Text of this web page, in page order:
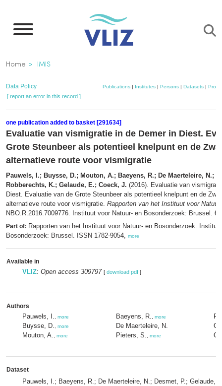
main
Breadcrumb
Home IMIS
Data Policy Publications | Institutes | Persons | Datasets |
[ report an error in this record ]
one publication added to basket [291634]
Evaluatie van vismigratie in de Demer in Diest.
Grote Steunbeer als potentieel knelpunt en de
alternatieve route voor vismigratie
Pauwels, I.; Buysse, D.; Mouton, A.; Baeyens, R.; De Maerteleire, N.;
Robberechts, K.; Gelaude, E.; Coeck, J. (2016). Evaluatie van
Diest. Evaluatie van de Grote Steunbeer als potentieel knelpunt en de
alternatieve route voor vismigratie. Rapporten van het Instituut voor
NBO.R.2016.7009776. Instituut voor Natuur- en Bosonderzoek: Brussel.
Part of: Rapporten van het Instituut voor Natuur- en Bosonderzoek.
Bosonderzoek: Brussel. ISSN 1782-9054, more
Available in
VLIZ: Open access 309797 [ download pdf ]
Authors
Pauwels, I. more
Buysse, D. more
Mouton, A. more
Baeyens, R. more
De Maerteleire, N.
Pieters, S.
more
Dataset
Pauwels, I.; Baeyens, R.; De Maerteleire, N.; Desmet, P.; Gelaude,